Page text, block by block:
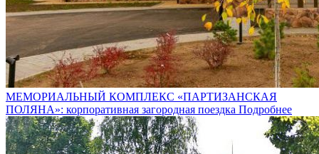
МЕМОРИАЛЬНЫЙ КОМПЛЕКС «ПАРТИЗАНСКАЯ
ПОЛЯНА»: корпоративная загородная поездка Подробнее